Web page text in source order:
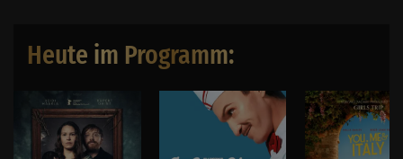
Heute im Programm: